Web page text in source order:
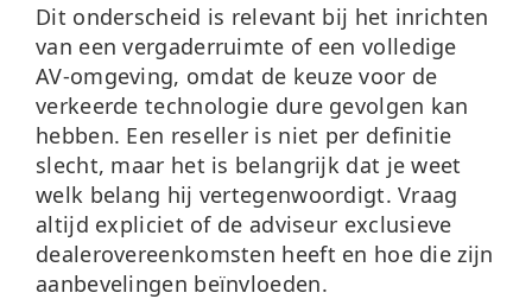
Dit onderscheid is relevant bij het inrichten
van eenvergaderruimte of een volledige
AV-omgeving, omdat de keuze voor de
verkeerde technologie dure gevolgen kan
hebben. Een reseller is niet per definitie
slecht, maar het is belangrijk dat je weet
welk belang hij vertegenwoordigt. Vraag
altijd expliciet of de adviseur exclusieve
dealerovereenkomsten heeft en hoe die zijn
aanbevelingen beïnvloeden.